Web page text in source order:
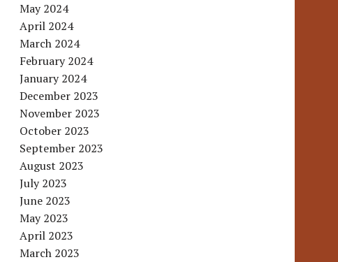
May 2024
April 2024
March 2024
February 2024
January 2024
December 2023
November 2023
October 2023
September 2023
August 2023
July 2023
June 2023
May 2023
April 2023
March 2023